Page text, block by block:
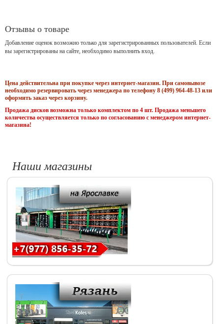
Отзывы о товаре
Добавление оценок возможно только для зарегистрированных пользователей. Если
вы зарегистрированы на сайте, необходимо выполнить вход.
Цена действительна при покупке через интернет-магазин. При самовывозе
необходимо резервировать через менеджера по телефону 8 (499) 964-48-13 или
оформить заказ через корзину.
Продажа дисков возможна только комплектом по 4 шт. Продажа меньшего
количества осуществляется только по согласованию с менеджером интернет-
магазина!
Наши магазины